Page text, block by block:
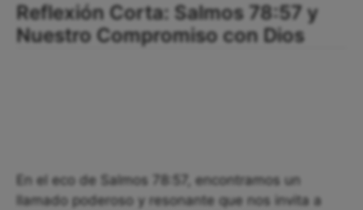
Reflexión Corta: Salmos 78:57 y
Nuestro Compromiso con Dios
En el eco de Salmos 78:57, encontramos un
llamado poderoso y resonante que nos invita a